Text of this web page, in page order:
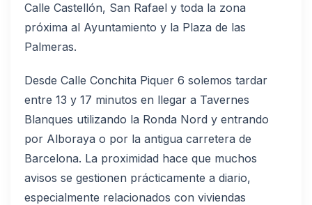
Calle Castellón, San Rafael y toda la zona
próxima al Ayuntamiento y la Plaza de las
Palmeras.
Desde Calle Conchita Piquer 6 solemos tardar
entre 13 y 17 minutos en llegar a Tavernes
Blanques utilizando la Ronda Nord y entrando
por Alboraya o por la antigua carretera de
Barcelona. La proximidad hace que muchos
avisos se gestionen prácticamente a diario,
especialmente relacionados con viviendas